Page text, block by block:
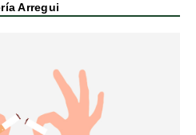
Arregui